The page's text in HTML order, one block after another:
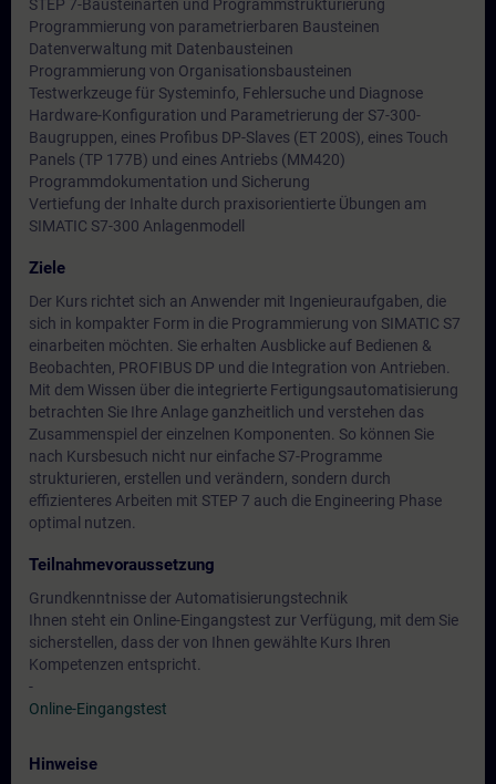
STEP 7-Bausteinarten und Programmstrukturierung
Programmierung von parametrierbaren Bausteinen
Datenverwaltung mit Datenbausteinen
Programmierung von Organisationsbausteinen
Testwerkzeuge für Systeminfo, Fehlersuche und Diagnose
Hardware-Konfiguration und Parametrierung der S7-300-
Baugruppen, eines Profibus DP-Slaves (ET 200S), eines Touch
Panels (TP 177B) und eines Antriebs (MM420)
Programmdokumentation und Sicherung
Vertiefung der Inhalte durch praxisorientierte Übungen am
SIMATIC S7-300 Anlagenmodell
Ziele
Der Kurs richtet sich an Anwender mit Ingenieuraufgaben, die
sich in kompakter Form in die Programmierung von SIMATIC S7
einarbeiten möchten. Sie erhalten Ausblicke auf Bedienen &
Beobachten, PROFIBUS DP und die Integration von Antrieben.
Mit dem Wissen über die integrierte Fertigungsautomatisierung
betrachten Sie Ihre Anlage ganzheitlich und verstehen das
Zusammenspiel der einzelnen Komponenten. So können Sie
nach Kursbesuch nicht nur einfache S7-Programme
strukturieren, erstellen und verändern, sondern durch
effizienteres Arbeiten mit STEP 7 auch die Engineering Phase
optimal nutzen.
Teilnahmevoraussetzung
Grundkenntnisse der Automatisierungstechnik
Ihnen steht ein Online-Eingangstest zur Verfügung, mit dem Sie
sicherstellen, dass der von Ihnen gewählte Kurs Ihren
Kompetenzen entspricht.
-
Online-Eingangstest
Hinweise